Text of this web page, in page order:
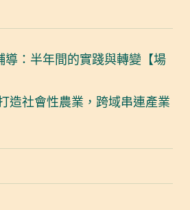
導：半年間的實踐與轉變【場
造社會性農業，跨域串連產業